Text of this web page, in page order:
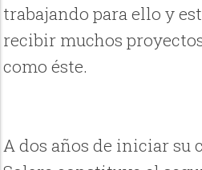
trabajando para ello y
recibir muchos
como éste.
A dos años de iniciar su